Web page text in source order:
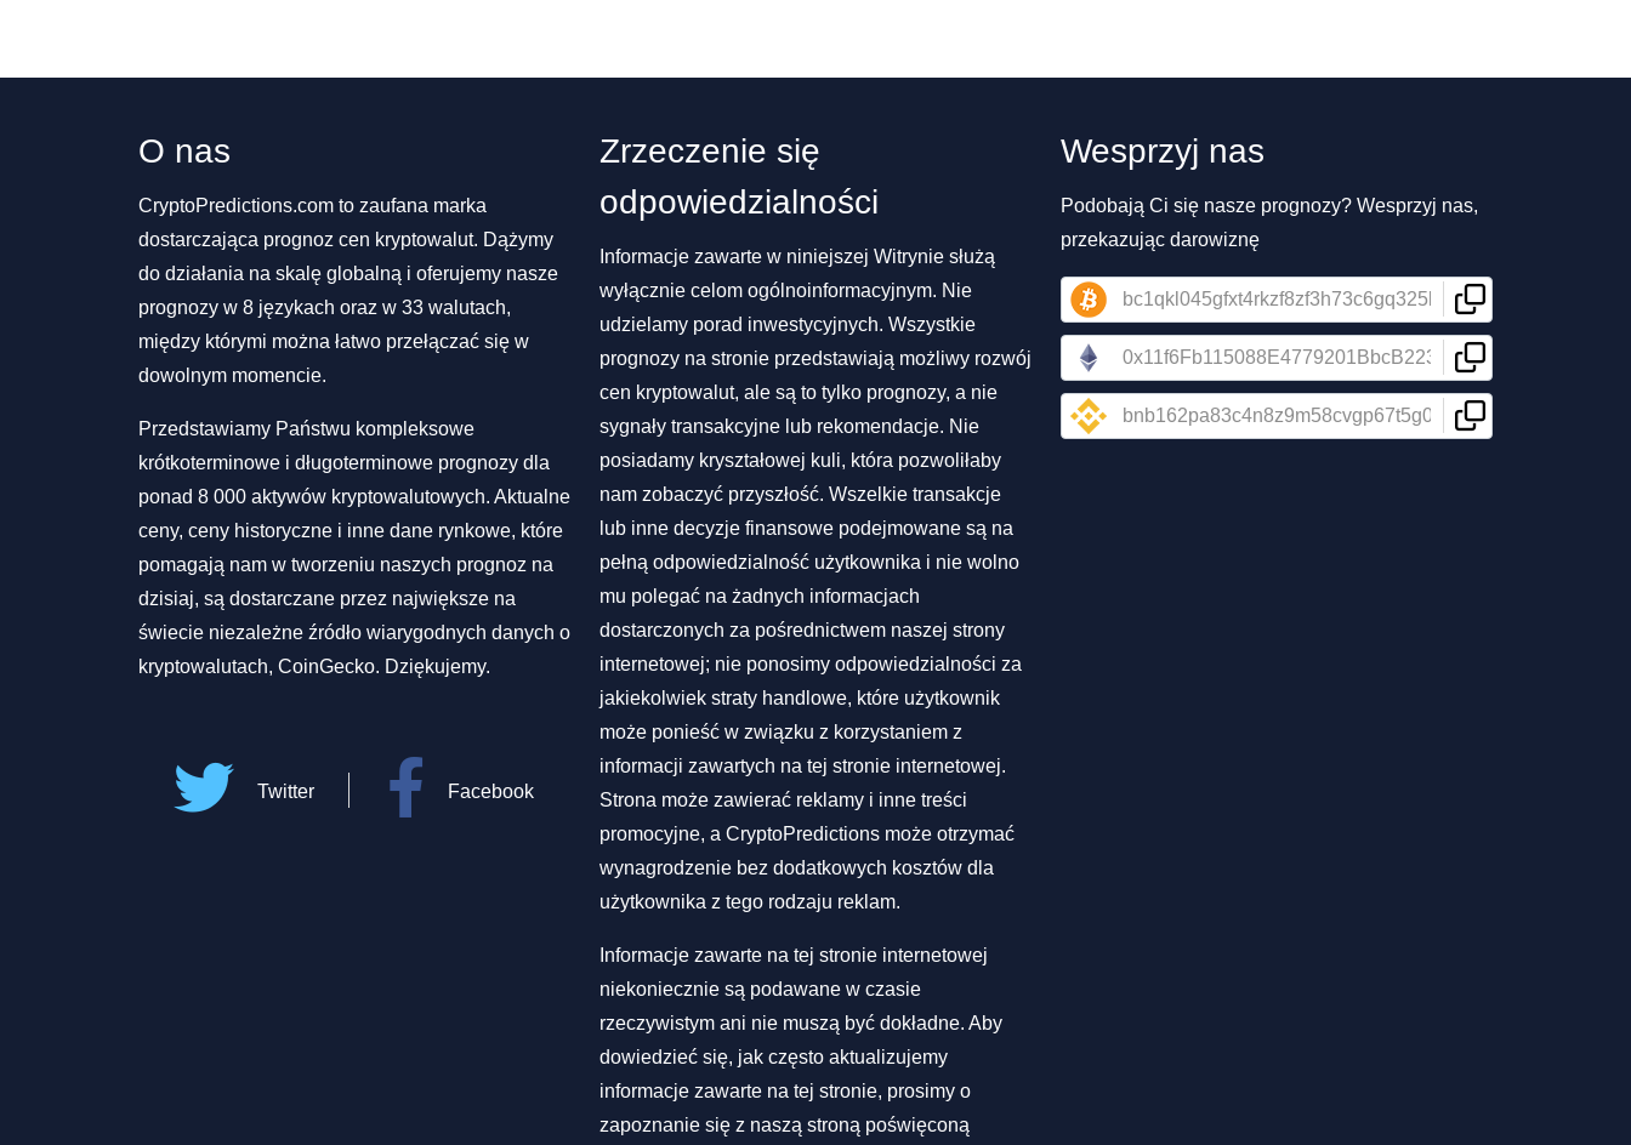
O nas
CryptoPredictions.com to zaufana marka
dostarczająca prognoz cen kryptowalut. Dążymy
do działania na skalę globalną i oferujemy nasze
prognozy w 8 językach oraz w 33 walutach,
między którymi można łatwo przełączać się w
dowolnym momencie.
Przedstawiamy Państwu kompleksowe
krótkoterminowe i długoterminowe prognozy dla
ponad 8 000 aktywów kryptowalutowych. Aktualne
ceny, ceny historyczne i inne dane rynkowe, które
pomagają nam w tworzeniu naszych prognoz na
dzisiaj, są dostarczane przez największe na
świecie niezależne źródło wiarygodnych danych o
kryptowalutach, CoinGecko. Dziękujemy.
Twitter Facebook
Zrzeczenie się
odpowiedzialności
Informacje zawarte w niniejszej Witrynie służą
wyłącznie celom ogólnoinformacyjnym. Nie
udzielamy porad inwestycyjnych. Wszystkie
prognozy na stronie przedstawiają możliwy rozwój
cen kryptowalut, ale są to tylko prognozy, a nie
sygnały transakcyjne lub rekomendacje. Nie
posiadamy kryształowej kuli, która pozwoliłaby
nam zobaczyć przyszłość. Wszelkie transakcje
lub inne decyzje finansowe podejmowane są na
pełną odpowiedzialność użytkownika i nie wolno
mu polegać na żadnych informacjach
dostarczonych za pośrednictwem naszej strony
internetowej; nie ponosimy odpowiedzialności za
jakiekolwiek straty handlowe, które użytkownik
może ponieść w związku z korzystaniem z
informacji zawartych na tej stronie internetowej.
Strona może zawierać reklamy i inne treści
promocyjne, a CryptoPredictions może otrzymać
wynagrodzenie bez dodatkowych kosztów dla
użytkownika z tego rodzaju reklam.
Informacje zawarte na tej stronie internetowej
niekoniecznie są podawane w czasie
rzeczywistym ani nie muszą być dokładne. Aby
dowiedzieć się, jak często aktualizujemy
informacje zawarte na tej stronie, prosimy o
zapoznanie się z naszą stroną poświęconą
Wesprzyj nas
Podobają Ci się nasze prognozy? Wesprzyj nas,
przekazując darowiznę